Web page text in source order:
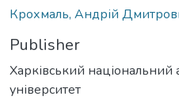
Крохмаль, Андрій
Publisher
Харківський
університет